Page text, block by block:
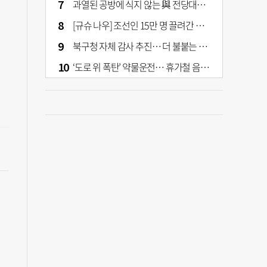
과열된 공방에 식지 않는 與 전당대회… 호남·수도권 집중하는 후보들
[규슈 나우] 조선인 15만 명 끌려간 치쿠호 탄광… 대를 이은 진실 캐기
북구청 자체 감사 추진… 더 불붙는 북구 신청사 갈등
‘도로 위 폭탄’ 약물운전… 휴가철 음주와 병행 단속 [교통안전, 시민이 만든다]